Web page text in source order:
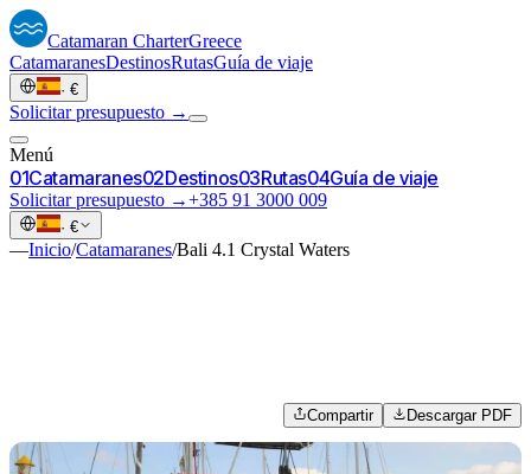
Catamaran CharterGreece
CatamaranesDestinosRutasGuía de viaje
· €
Solicitar presupuesto →
Menú
01Catamaranes02Destinos03Rutas04Guía de viaje
Solicitar presupuesto →+385 91 3000 009
· €
—Inicio/Catamaranes/Bali 4.1 Crystal Waters
Compartir Descargar PDF